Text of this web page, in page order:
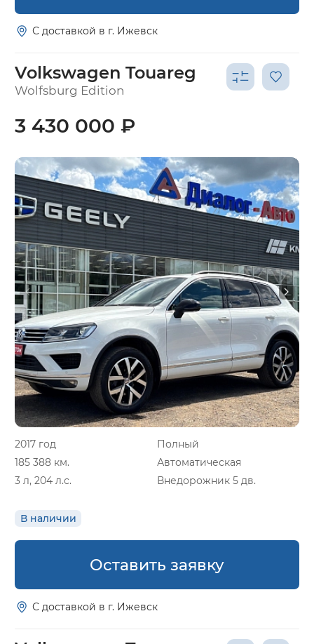
С доставкой в г. Ижевск
Volkswagen Touareg
Wolfsburg Edition
2017 год
Полный
185 388 км.
Автоматическая
3 л, 204 л.с.
Внедорожник 5 дв.
В наличии
3 430 000 ₽
Оставить заявку
С доставкой в г. Ижевск